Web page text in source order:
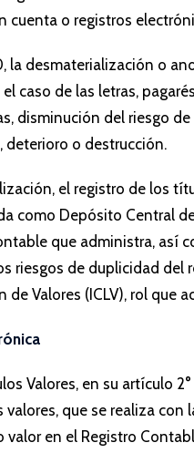
cuenta o registros
la desmaterialización o
caso de las letras,
disminución del riesgo
deterioro o destrucción.
el registro de los
como Depósito Central
que administra, así
riesgos de duplicidad del
Valores (ICLV), rol que
Valores, en su artículo
que se realiza
en el Registro